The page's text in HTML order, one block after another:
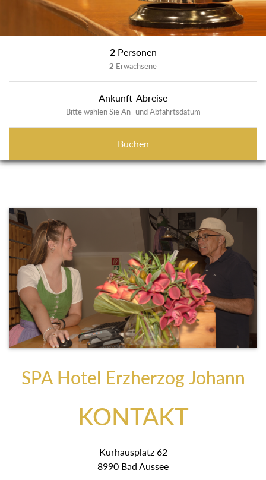
2 Personen
2 Erwachsene
Ankunft-Abreise
Bitte wählen Sie An- und Abfahrtsdatum
Buchen
SPA Hotel Erzherzog Johann
KONTAKT
Kurhausplatz 62
8990 Bad Aussee